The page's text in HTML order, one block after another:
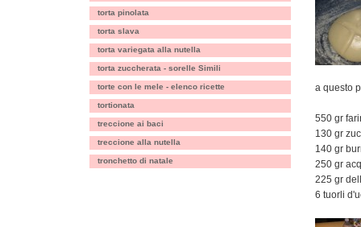
torta pinolata
torta slava
torta variegata alla nutella
torta zuccherata - sorelle Simili
torte con le mele - elenco ricette
tortionata
treccione ai baci
treccione alla nutella
tronchetto di natale
a questo
550 gr
130 gr
140 gr
250 gr
225 gr
6 tuorli